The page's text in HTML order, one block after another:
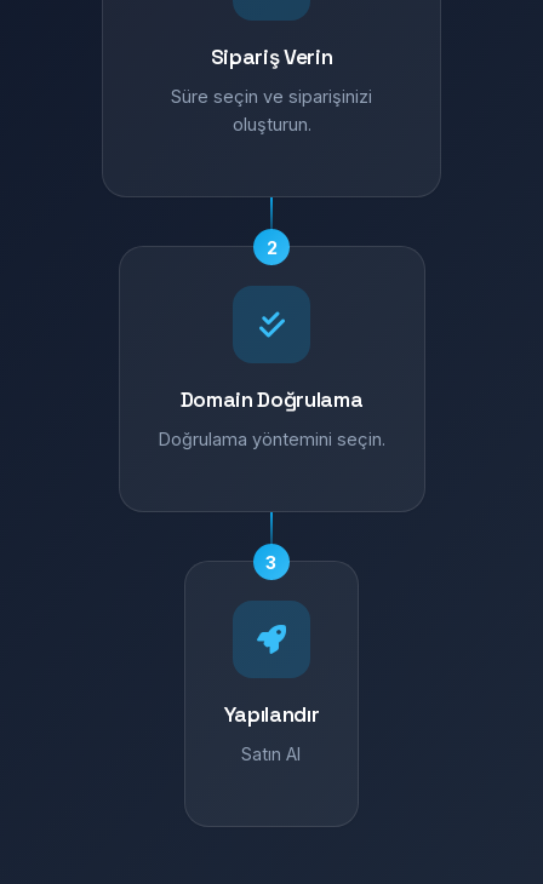
Sipariş Verin
Süre seçin ve siparişinizi
oluşturun.
2
Domain Doğrulama
Doğrulama yöntemini seçin.
3
Yapılandır
Satın Al